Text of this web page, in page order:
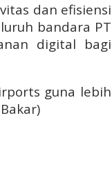
dan efisiensi
bandara PT
digital bagi
guna lebih